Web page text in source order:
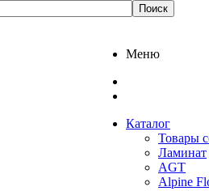
Меню
Каталог
Товары
Ламинат
AGT
Alpine